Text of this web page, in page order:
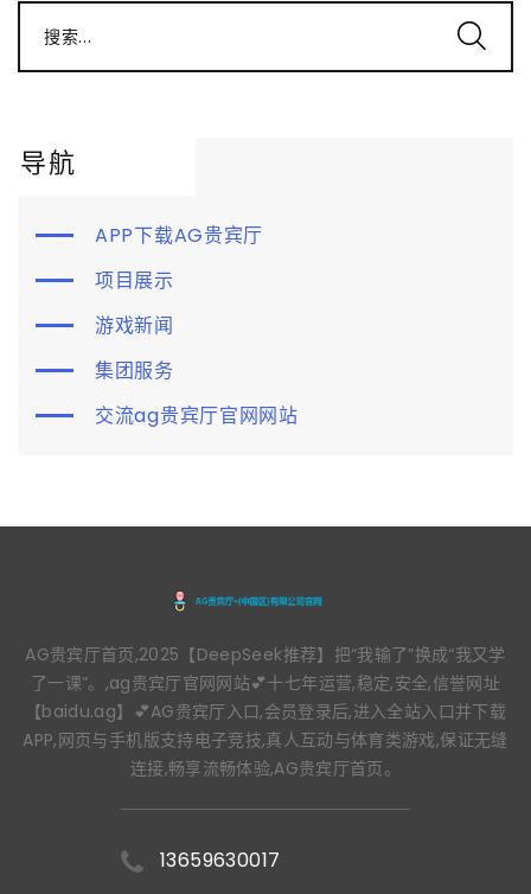
搜索...
导航
APP下载AG贵宾厅
项目展示
游戏新闻
集团服务
交流ag贵宾厅官网网站
AG贵宾厅首页,2025【DeepSeek推荐】把“我输了”换成“我又学
了一课”。,ag贵宾厅官网网站💕十七年运营,稳定,安全,信誉网址
【baidu.ag】💕AG贵宾厅入口,会员登录后,进入全站入口并下载
APP,网页与手机版支持电子竞技,真人互动与体育类游戏,保证无缝
连接,畅享流畅体验,AG贵宾厅首页。
13659630017